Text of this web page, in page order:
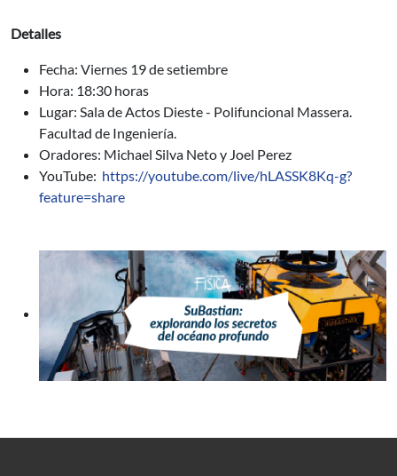
Detalles
Fecha: Viernes 19 de setiembre
Hora: 18:30 horas
Lugar: Sala de Actos Dieste - Polifuncional Massera.
Facultad de Ingeniería.
Oradores: Michael Silva Neto y Joel Perez
YouTube: https://youtube.com/live/hLASSK8Kq-g?
feature=share